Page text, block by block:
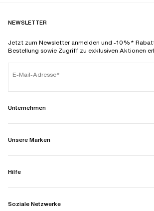
NEWSLETTER
Jetzt zum Newsletter anmelden und -10%*
Bestellung sowie Zugriff zu exklusiven Aktionen
E-Mail-Adresse
Unternehmen
Unsere Marken
Hilfe
Soziale Netzwerke